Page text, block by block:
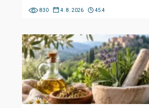
830 4. 8. 2026 45:4